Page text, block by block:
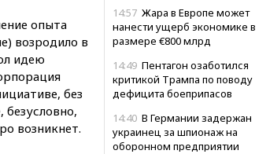
14:57 Жара в Европе может
нанести ущерб экономике в
размере €800 млрд
14:49 Пентагон озаботился
критикой Трампа по поводу
дефицита боеприпасов
14:40 В Германии задержан
украинец за шпионаж на
оборонном предприятии
опыта
возродило в
идею
без
возникнет.